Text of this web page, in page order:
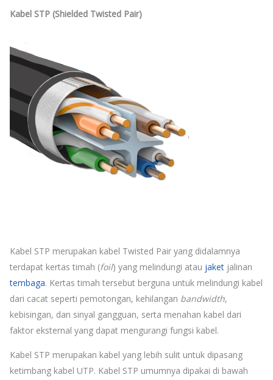
Kabel STP (Shielded Twisted Pair)
Kabel STP merupakan kabel Twisted Pair yang didalamnya
terdapat kertas timah (foil) yang melindungi atau jaket jalinan
tembaga. Kertas timah tersebut berguna untuk melindungi kabel
dari cacat seperti pemotongan, kehilangan bandwidth,
kebisingan, dan sinyal gangguan, serta menahan kabel dari
faktor eksternal yang dapat mengurangi fungsi kabel.
Kabel STP merupakan kabel yang lebih sulit untuk dipasang
ketimbang kabel UTP. Kabel STP umumnya dipakai di bawah